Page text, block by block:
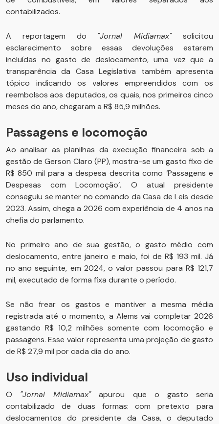
contabilizados.
A reportagem do "Jornal Midiamax"solicitou
esclarecimento sobre essas devoluções estarem
incluídas no gasto de deslocamento, uma vez que a
transparência da Casa Legislativa também apresenta
tópico indicando os valores empreendidos com os
reembolsos aos deputados, os quais, nos primeiros cinco
meses do ano, chegaram a R$ 85,9 milhões.
Passagens e locomoção
Ao analisar as planilhas da execução financeira sob a
gestão de Gerson Claro (PP), mostra-se um gasto fixo de
R$ 850 mil para a despesa descrita como ‘Passagens e
Despesas com Locomoção’. O atual presidente
conseguiu se manter no comando da Casa de Leis desde
2023. Assim, chega a 2026 com experiência de 4 anos na
chefia do parlamento.
No primeiro ano de sua gestão, o gasto médio com
deslocamento, entre janeiro e maio, foi de R$ 193 mil. Já
no ano seguinte, em 2024, o valor passou para R$ 121,7
mil, executado de forma fixa durante o período.
Se não frear os gastos e mantiver a mesma média
registrada até o momento, a Alems vai completar 2026
gastando R$ 10,2 milhões somente com locomoção e
passagens. Esse valor representa uma projeção de gasto
de R$ 27,9 mil por cada dia do ano.
Uso individual
O "Jornal Midiamax"apurou que o gasto seria
contabilizado de duas formas: com pretexto para
deslocamentos do presidente da Casa, o deputado